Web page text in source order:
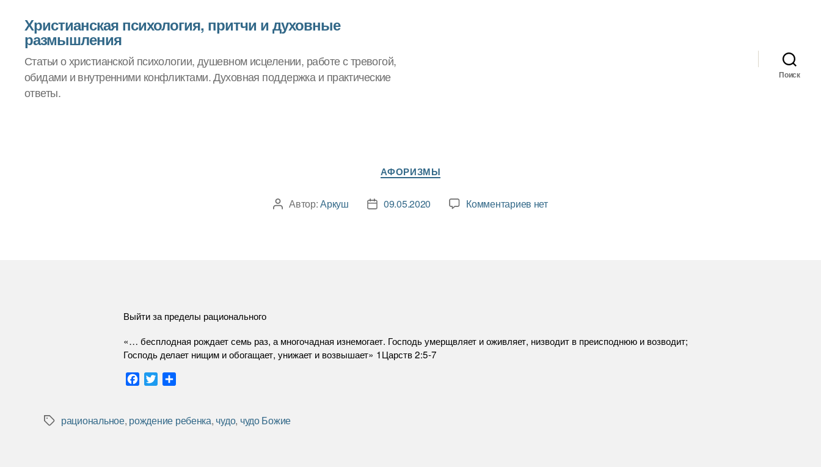
Христианская психология, притчи и духовные
размышления
Статьи о христианской психологии, душевном исцелении, работе с тревогой,
обидами и внутренними конфликтами. Духовная поддержка и практические
ответы.
Поиск
Рубрики
АФОРИЗМЫ
Автор
Автор:Аркуш
Дата09.05.2020 Комментариевкнет
Выйти за пределы рационального
«… бесплодная рождает семь раз, а многочадная изнемогает. Господь умерщвляет и оживляет, низводит в преисподнюю и возводит;
Господь делает нищим и обогащает, унижает и возвышает» 1Царств 2:5-7
e
t
р
Меткирациональное, рождение ребенка, чудо, чудо Божие